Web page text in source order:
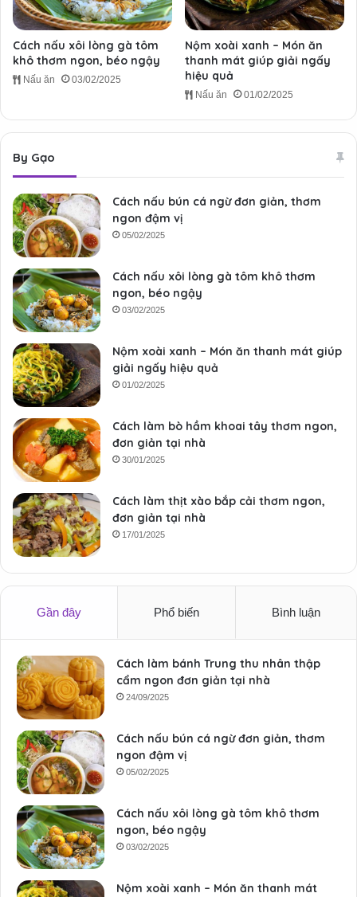
Cách nấu xôi lòng gà tôm
khô thơm ngon, béo ngậy
Nấu ăn 03/02/2025
Nộm xoài xanh – Món ăn
thanh mát giúp giải ngấy
hiệu quả
Nấu ăn 01/02/2025
By Gạo
Cách nấu bún cá ngừ đơn giản, thơm
ngon đậm vị
05/02/2025
Cách nấu xôi lòng gà tôm khô thơm
ngon, béo ngậy
03/02/2025
Nộm xoài xanh – Món ăn thanh mát giúp
giải ngấy hiệu quả
01/02/2025
Cách làm bò hầm khoai tây thơm ngon,
đơn giản tại nhà
30/01/2025
Cách làm thịt xào bắp cải thơm ngon,
đơn giản tại nhà
17/01/2025
Gần đây Phổ biến Bình luận
Cách làm bánh Trung thu nhân thập
cẩm ngon đơn giản tại nhà
24/09/2025
Cách nấu bún cá ngừ đơn giản, thơm
ngon đậm vị
05/02/2025
Cách nấu xôi lòng gà tôm khô thơm
ngon, béo ngậy
03/02/2025
Nộm xoài xanh – Món ăn thanh mát